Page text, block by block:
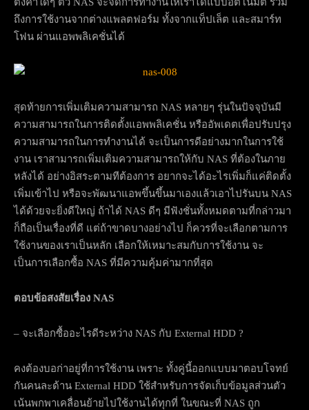
ตั้งค่าใดๆ ตัว NAS จะจัดการทำงานให้เราได้แบบอัตโนมัติ รวม
ถึงการใช้งานจากต่างแพลตฟอร์ม ทั้งจากแท็ปเล็ต และสมาร์ท
โฟน ผ่านแอพพลิเคชั่นได้
สุดท้ายการเพิ่มเติมความสามารถ NAS หลายๆ รุ่นในปัจจุบันมี
ความสามารถในการติดตั้งแอพพลิเคชั่น หรืออัพเดตเพื่อปรับปรุง
ความสามารถในการทำงานได้ จะเป็นการดีอย่างมากในการใช้
งาน เราสามารถเพิ่มเติมความสามารถให้กับ NAS ที่ต้องในภาย
หลังได้ อย่างอิสระตามทีต้องการ อยากจะได้อะไรเพิ่มก็แค่ติดตั้ง
เพิ่มเข้าไป หรือจะพัฒนาแอพขึ้นขึ้นมาเองแล้วเอาไปรันบน NAS
ได้ด้วยจะยิ่งดีใหญ่ ถ้าได้ NAS ดีๆ มีฟังชั่นทั้งหมดตามที่กล่าวมา
ก็ถือเป็นเรื่องที่ดี แต่ถ้าขาดบางอย่างไป ก็ควรที่จะเลือกตามการ
ใช้งานของเราเป็นหลัก เลือกให้เหมาะสมกับการใช้งาน จะ
เป็นการเลือกซื้อ NAS ที่มีความคุ้มค่ามากที่สุด
ตอบข้อสงสัยเรื่อง NAS
– จะเลือกซื้ออะไรดีระหว่าง NAS กับ External HDD ?
คงต้องบอก่าอยู่ที่การใช้งาน เพราะ ทั้งคู่นี้ออกแบบมาตอบโจทย์
กันคนละด้าน External HDD ใช้สำหรับการจัดเก็บข้อมูลส่วนตัว
เน้นพกพาเคลื่อนย้ายไปใช้งานได้ทุกที่ ในขณะที่ NAS ถูก